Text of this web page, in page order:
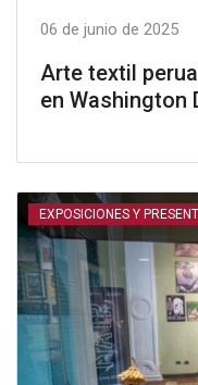
06 de junio de 2025
Arte textil
en Washington
EXPOSICIONES Y